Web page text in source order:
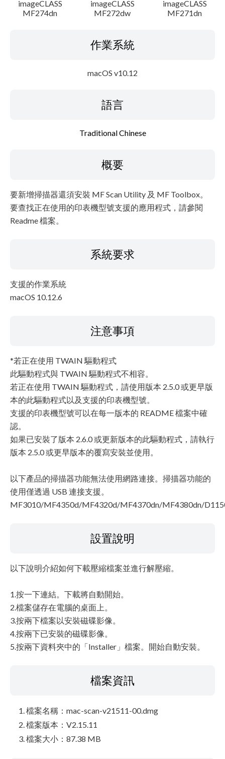
imageCLASS
MF274dn
imageCLASS
MF272dw
imageCLASS
MF271dn
作業系統
macOS v10.12
語言
Traditional Chinese
概要
要新增掃描器還須安裝 MF Scan Utility 及 MF Toolbox。
要查找正在使用的印表機型號支援的應用程式，請參閱
Readme 檔案。
系統要求
支援的作業系統
macOS 10.12.6
注意事項
*若正在使用 TWAIN 驅動程式
此驅動程式與 TWAIN 驅動程式不相容。
若正在使用 TWAIN 驅動程式，請使用版本 2.5.0 或更早版
本的此驅動程式以及支援的印表機型號。
支援的印表機型號可以在每一版本的 README 檔案中確
認。
如果已安裝了版本 2.6.0 或更新版本的此驅動程式，請執行
版本 2.5.0 或更早版本的覆寫安裝並使用。
以下產品的掃描器功能無法使用網路連接。掃描器功能的
使用僅透過 USB 連接支援。
MF3010/MF4350d/MF4320d/MF4370dn/MF4380dn/
設置說明
以下說明介紹如何下載壓縮檔案並進行解壓縮。
1.按一下連結。下載將自動開始。
2.檔案儲存在電腦的桌面上。
3.按兩下檔案以安裝磁碟影像。
4.按兩下已安裝的磁碟影像。
5.按兩下資料夾中的「Installer」檔案。開始自動安裝。
檔案資訊
檔案名稱：mac-scan-v21511-00.dmg
檔案版本：V2.15.11
檔案大小：87.38 MB